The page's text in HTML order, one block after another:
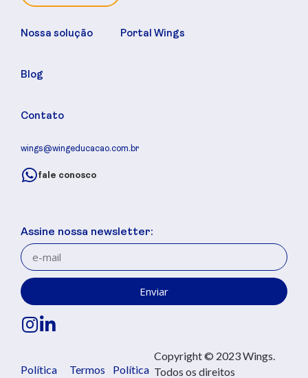
Nossa solução
Blog
Contato
Portal Wings
wings@wingeducacao.com.br
fale conosco
Assine nossa newsletter:
Enviar
Política Termos Política
Copyright © 2023 Wings.
Todos os direitos